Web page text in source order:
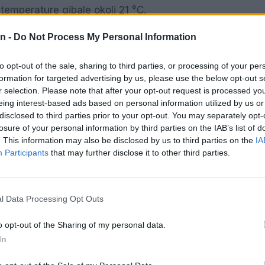
- Do Not Process My Personal Information
opt-out of the sale, sharing to third parties, or processing of your
for targeted advertising by us, please use the below opt-out
selection. Please note that after your opt-out request is processed
interest-based ads based on personal information utilized by us
to third parties prior to your opt-out. You may separately
of your personal information by third parties on the IAB’s list of
This information may also be disclosed by us to third parties on the
Participants that may further disclose it to other third parties.
Data Processing Opt Outs
opt-out of the Sharing of my personal data.
gibale okoli 21 °C.
kakšna ploha ali nevihta, a ponoči se bo
od Kvarnerja, kjer se lahko čez dan razvijejo
ploha tudi v alpskem svetu. Ob Jadranu bo še pihala
severu se lahko pojavi kakšna ploha. Čez dan se bo